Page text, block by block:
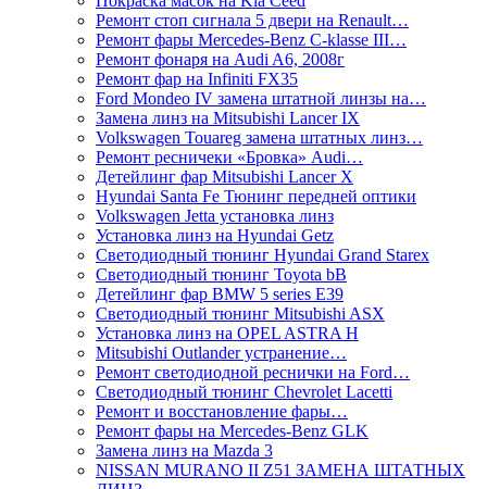
Ремонт стоп сигнала 5 двери на Renault…
Ремонт фары Mercedes-Benz C-klasse III…
Ремонт фонаря на Audi A6, 2008г
Ремонт фар на Infiniti FX35
Ford Mondeo IV замена штатной линзы на…
Замена линз на Mitsubishi Lancer IX
Volkswagen Touareg замена штатных линз…
Ремонт ресничеки «Бровка» Audi…
Детейлинг фар Mitsubishi Lancer X
Hyundai Santa Fe Тюнинг передней оптики
Volkswagen Jetta установка линз
Установка линз на Hyundai Getz
Светодиодный тюнинг Hyundai Grand Starex
Светодиодный тюнинг Toyota bB
Детейлинг фар BMW 5 series E39
Светодиодный тюнинг Mitsubishi ASX
Установка линз на OPEL ASTRA H
Mitsubishi Outlander устранение…
Ремонт светодиодной реснички на Ford…
Светодиодный тюнинг Chevrolet Lacetti
Ремонт и восстановление фары…
Ремонт фары на Mercedes-Benz GLK
Замена линз на Mazda 3
NISSAN MURANO II Z51 ЗАМЕНА ШТАТНЫХ